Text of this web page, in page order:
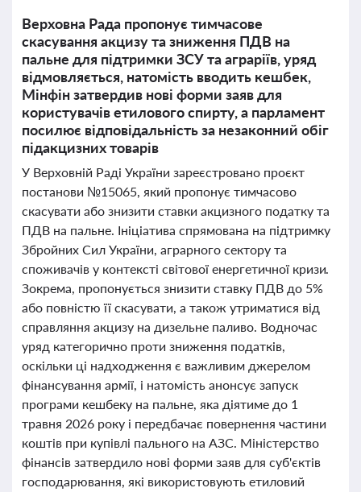
Верховна Рада пропонує тимчасове
скасування акцизу та зниження ПДВ на
пальне для підтримки ЗСУ та аграріїв, уряд
відмовляється, натомість вводить кешбек,
Мінфін затвердив нові форми заяв для
користувачів етилового спирту, а парламент
посилює відповідальність за незаконний обіг
підакцизних товарів
У Верховній Раді України зареєстровано проєкт
постанови №15065, який пропонує тимчасово
скасувати або знизити ставки акцизного податку та
ПДВ на пальне. Ініціатива спрямована на підтримку
Збройних Сил України, аграрного сектору та
споживачів у контексті світової енергетичної кризи.
Зокрема, пропонується знизити ставку ПДВ до 5%
або повністю її скасувати, а також утриматися від
справляння акцизу на дизельне паливо. Водночас
уряд категорично проти зниження податків,
оскільки ці надходження є важливим джерелом
фінансування армії, і натомість анонсує запуск
програми кешбеку на пальне, яка діятиме до 1
травня 2026 року і передбачає повернення частини
коштів при купівлі пального на АЗС. Міністерство
фінансів затвердило нові форми заяв для суб'єктів
господарювання, які використовують етиловий